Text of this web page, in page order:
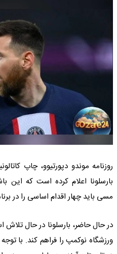
روزنامه موندو دپورتیوو، چاپ
بارسلونا اعلام کرده است که این
مسی باید چهار اقدام اساسی را در
در حال حاضر، بارسلونا در حال
ورزشگاه نوکمپ را فراهم کند. با